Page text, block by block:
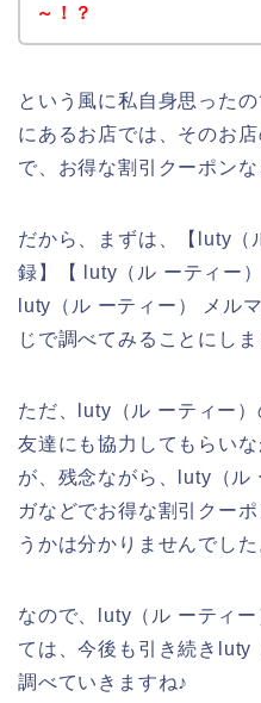
～！？
という風に私自身思った
にあるお店では、そのお
で、お得な割引クーポンな
だから、まずは、【luty（
録】【 luty（ル ーティー
luty（ル ーティー） メル
じで調べてみることにしま
ただ、luty（ル ーティー
友達にも協力してもらい
が、残念ながら、luty（ル
ガなどでお得な割引クー
うかは分かりませんでした
なので、luty（ル ーティ
ては、今後も引き続きluty
調べていきますね♪